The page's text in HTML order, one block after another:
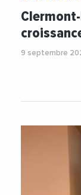
#Sante
9 septembre